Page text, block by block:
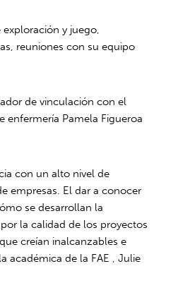
y juego,
reuniones con su equipo
de vinculación con el
enfermería Pamela Figueroa
con un alto nivel de
empresas. El dar a conocer
se desarrollan la
la calidad de los proyectos
creían inalcanzables e
académica de la FAE , Julie